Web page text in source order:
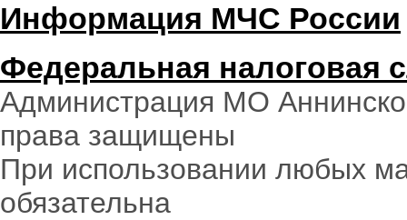
Информация МЧС России
Федеральная налоговая
Администрация МО
права защищены
При использовании любых
обязательна